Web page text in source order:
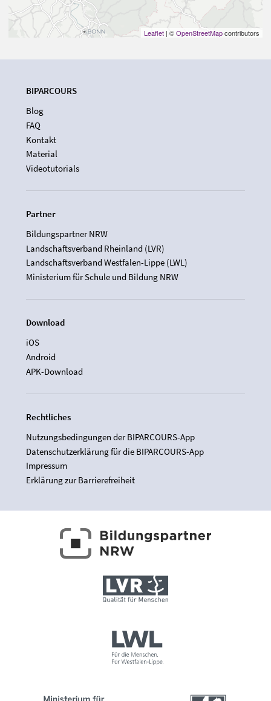
Leaflet | ©OpenStreetMapcontributors
BIPARCOURS
Blog
FAQ
Kontakt
Material
Videotutorials
Partner
Bildungspartner NRW
Landschaftsverband Rheinland (LVR)
Landschaftsverband Westfalen-Lippe (LWL)
Ministerium für Schule und Bildung NRW
Download
iOS
Android
APK-Download
Rechtliches
Nutzungsbedingungen der BIPARCOURS-App
Datenschutzerklärung für die BIPARCOURS-App
Impressum
Erklärung zur Barrierefreiheit